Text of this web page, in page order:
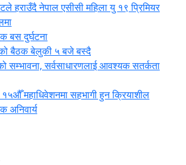
हराउँदै नेपाल एसीसी महिला यु १९ प्रिमियर
बस दुर्घटना
बैठक बेलुकी ५ बजे बस्दै
सम्भावना, सर्वसाधारणलाई आवश्यक सतर्कता
महाधिवेशनमा सहभागी हुन क्रियाशील
अनिवार्य